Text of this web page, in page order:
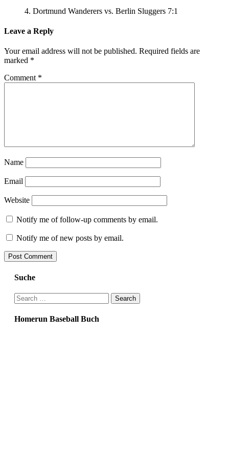
4. Dortmund Wanderers vs. Berlin Sluggers 7:1
Leave a Reply
Your email address will not be published. Required fields are
marked *
Comment *
Name
Email
Website
Notify me of follow-up comments by email.
Notify me of new posts by email.
Suche
Search
for:
Homerun Baseball Buch